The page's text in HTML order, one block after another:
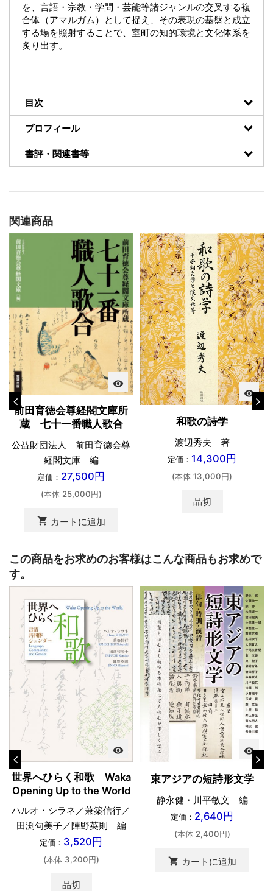
を、言語・宗教・学問・芸能等諸ジャンルの交叉する複
合体（アマルガム）として捉え、その表現の基盤と成立
する場を照射することで、室町の知的環境と文化体系を
炙り出す。
目次
プロフィール
書評・関連書等
関連商品
visibility
前田育徳会尊経閣文庫所
蔵 七十一番職人歌合
公益財団法人 前田育徳会尊
経閣文庫 編
定価： 27,500円
(本体 25,000円)
shopping_cart カートに追加
visibility
和歌の詩学
渡辺秀夫 著
定価： 14,300円
(本体 13,000円)
品切
この商品をお求めのお客様はこんな商品もお求めで
す。
visibility
世界へひらく和歌 Waka
Opening Up to the World
ハルオ・シラネ／兼築信行／
田渕句美子／陣野英則 編
定価： 3,520円
(本体 3,200円)
品切
visibility
東アジアの短詩形文学
静永健・川平敏文 編
定価： 2,640円
(本体 2,400円)
shopping_cart カートに追加